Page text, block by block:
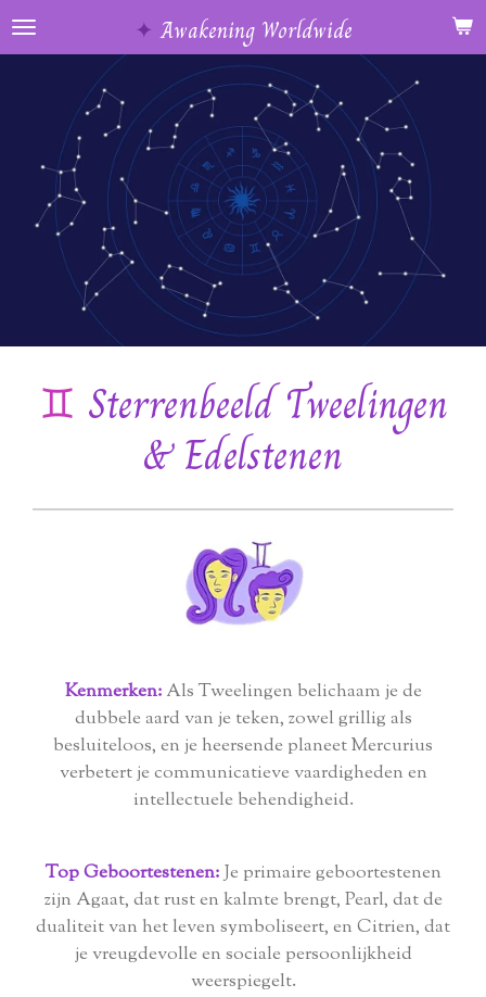
Ga
direct
hoofdinhoud
✦ Awakening Worldwide
♊️ Sterrenbeeld Tweelingen
& Edelstenen
Kenmerken: Als Tweelingen belichaam je de
dubbele aard van je teken, zowel grillig als
besluiteloos, en je heersende planeet Mercurius
verbetert je communicatieve vaardigheden en
intellectuele behendigheid.
Top Geboortestenen:Je primaire geboortestenen
zijn Agaat, dat rust en kalmte brengt, Pearl, dat de
dualiteit van het leven symboliseert, en Citrien, dat
je vreugdevolle en sociale persoonlijkheid
weerspiegelt.